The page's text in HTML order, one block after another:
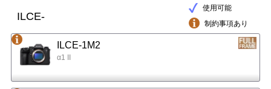
使用可能
制約事項あり
ILCE-
ILCE-1M2
α1 II